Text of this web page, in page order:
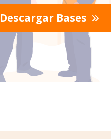
Descargar Bases